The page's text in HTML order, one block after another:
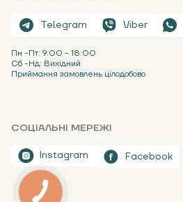
Telegram Viber
Пн -Пт: 9:00 - 18:00
Сб -Нд: Вихідний
Приймання замовлень цілодобово
СОЦІАЛЬНІ МЕРЕЖІ
Instagram Facebook